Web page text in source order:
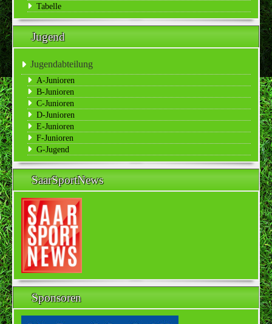
Tabelle
Jugend
Jugendabteilung
A-Junioren
B-Junioren
C-Junioren
D-Junioren
E-Junioren
F-Junioren
G-Jugend
SaarSportNews
Sponsoren